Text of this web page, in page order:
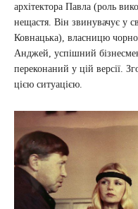
архітектора Павла (роль
нещастя. Він звинувачує у
Ковнацька), власницю
Анджей, успішний
переконаний у цій версії.
цією ситуацією.